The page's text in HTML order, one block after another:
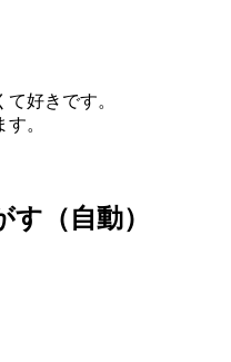
好きです。
。
（自動）